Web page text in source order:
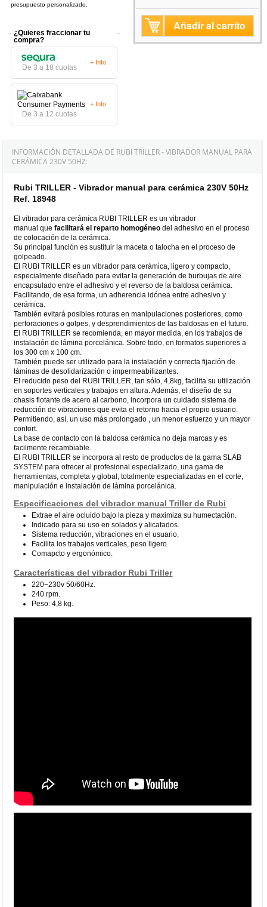
presupuesto personalizado.
¿Quieres fraccionar tu
compra?
De 3 a 18 cuotas
+ Info
De 3 a 12 cuotas
+ Info
Añadir al carrito
INFORMACIÓN DETALLADA DE RUBI TRILLER - VIBRADOR MANUAL PARA
CERÁMICA 230V 50HZ:
Rubi TRILLER - Vibrador manual para cerámica 230V 50Hz
Ref. 18948
El vibrador para cerámica RUBI TRILLER es un vibrador
manual quefacilitará el reparto homogéneo del adhesivo en el proceso
de colocación de la cerámica.
Su principal función es sustituir la maceta o talocha en el proceso de
golpeado.
El RUBI TRILLER es un vibrador para cerámica, ligero y compacto,
especialmente diseñado para evitar la generación de burbujas de aire
encapsulado entre el adhesivo y el reverso de la baldosa cerámica.
Facilitando, de esa forma, un adherencia idónea entre adhesivo y
cerámica.
También evitará posibles roturas en manipulaciones posteriores, como
perforaciones o golpes, y desprendimientos de las baldosas en el futuro.
El RUBI TRILLER se recomienda, en mayor medida, en los trabajos de
instalación de lámina porcelánica. Sobre todo, en formatos superiores a
los 300 cm x 100 cm.
También puede ser utilizado para la instalación y correcta fijación de
láminas de desolidarización o impermeabilizantes.
El reducido peso del RUBI TRILLER, tan sólo, 4,8kg, facilita su utilización
en soportes verticales y trabajos en altura. Además, el diseño de su
chasis flotante de acero al carbono, incorpora un cuidado sistema de
reducción de vibraciones que evita el retorno hacia el propio usuario.
Permitiendo, así, un uso más prolongado , un menor esfuerzo y un mayor
confort.
La base de contacto con la baldosa cerámica no deja marcas y es
facilmente recambiable.
El RUBI TRILLER se incorpora al resto de productos de la gama SLAB
SYSTEM para ofrecer al profesional especializado, una gama de
herramientas, completa y global, totalmente especializadas en el corte,
manipulación e instalación de lámina porcelánica.
Especificaciones del vibrador manual Triller de Rubi
Extrae el aire ocluido bajo la pieza y maximiza su humectación.
Indicado para su uso en solados y alicatados.
Sistema reducción, vibraciones en el usuario.
Facilita los trabajos verticales, peso ligero.
Comapcto y ergonómico.
Características del vibrador Rubi Triller
220−230v 50/60Hz.
240 rpm.
Peso: 4,8 kg.